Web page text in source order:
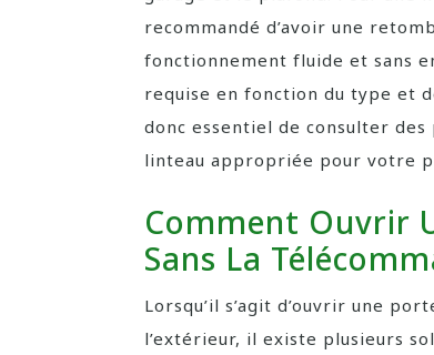
recommandé d’avoir une
fonctionnement fluide et sans
requise en fonction du type et
donc essentiel de consulter
linteau appropriée pour votre
Comment Ouvrir
Sans La
Lorsqu’il s’agit d’ouvrir une
l’extérieur, il existe plusieurs